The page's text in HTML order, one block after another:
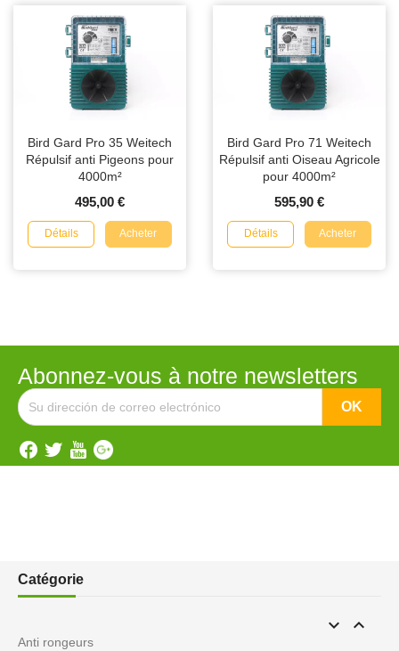
Bird Gard Pro 35 Weitech
Répulsif anti Pigeons pour
4000m²
495,00 €
Détails Acheter
Bird Gard Pro 71 Weitech
Répulsif anti Oiseau Agricole
pour 4000m²
595,90 €
Détails Acheter
Abonnez-vous à notre newsletters
Catégorie
 
Anti rongeurs